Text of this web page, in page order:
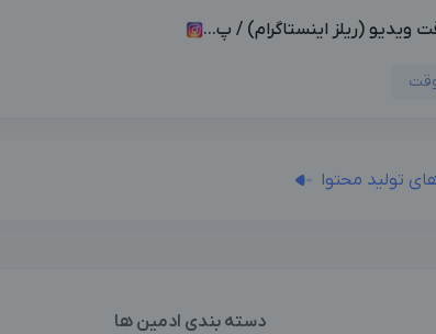
ویدیو (ریلز اینستاگرام) / پ...
وقت
تولید محتوا
دسته بندی ادمین ها